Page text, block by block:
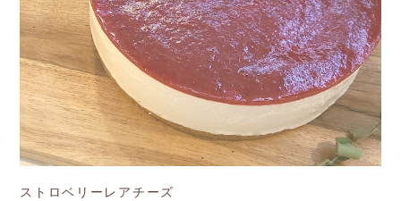
ストロベリーレアチーズ